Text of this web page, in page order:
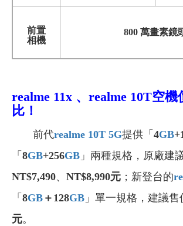
前置
相機
800 萬畫素鏡
realme 11x 、realme 10T空機
比！
前代realme 10T 5G提供「 4GB
「 8GB+256GB 」兩種規格，原廠建
NT$7,490、 NT$8,990元 ；新登台的
「 8GB ＋128GB 」單一規格，建議售
元。